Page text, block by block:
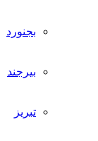
بجنورد
بیرجند
تبریز